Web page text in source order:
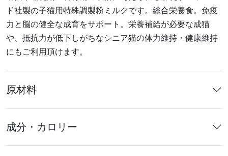
ド社製の子猫用特殊調製粉ミルクです。総合栄養食。免疫
力と脳の健全な成育をサポート。栄養補給が必要な成猫
や、抵抗力が低下しがちなシニア猫の体力維持・健康維持
にもご利用頂けます。
原材料
成分・カロリー